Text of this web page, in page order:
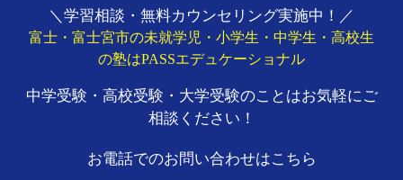
＼学習相談・無料カウンセリング実施中！／
富士・富士宮市の未就学児・小学生・中学生・高校生
の塾はPASSエデュケーショナル
中学受験・高校受験・大学受験のことはお気軽にご
相談ください！
お電話でのお問い合わせはこちら